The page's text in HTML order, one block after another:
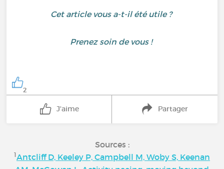
Cet article vous a-t-il été utile ?
Prenez soin de vous !
2
J'aime Partager
Sources :
1Antcliff D, Keeley P, Campbell M, Woby S, Keenan